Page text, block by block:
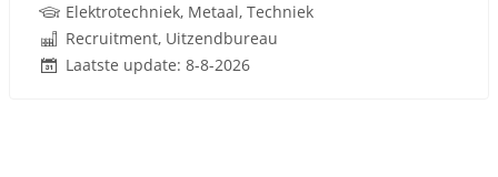
Elektrotechniek, Metaal, Techniek
Recruitment, Uitzendbureau
Laatste update: 8-8-2026